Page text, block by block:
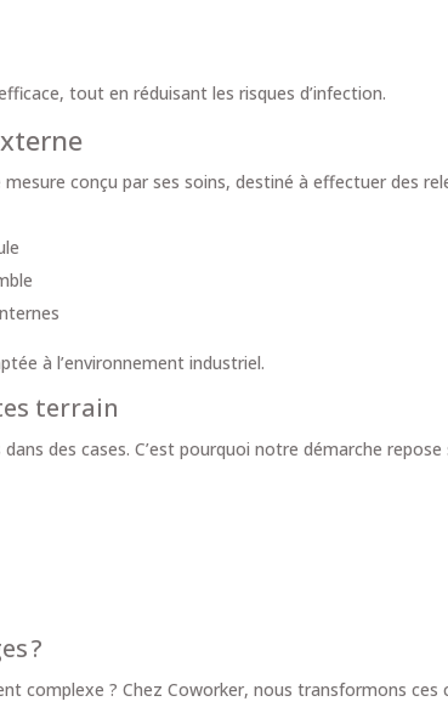
tout en réduisant les risques d’infection.
conçu par ses soins, destiné à effectuer des
à l’environnement industriel.
terrain
des cases. C’est pourquoi notre démarche repose
?
complexe ? Chez Coworker, nous transformons